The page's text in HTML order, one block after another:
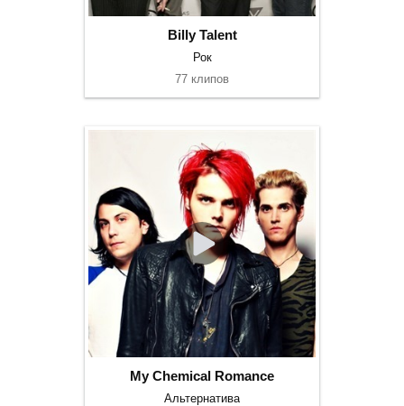
Billy Talent
Рок
77 клипов
My Chemical Romance
Альтернатива